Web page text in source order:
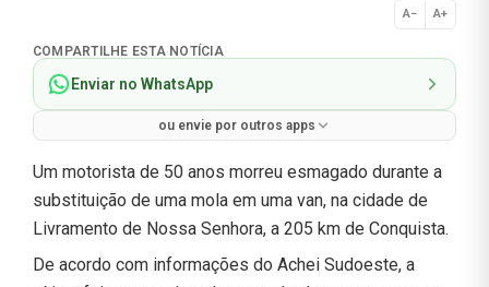
A− A+
Normal
COMPARTILHE ESTA NOTÍCIA
Enviar no WhatsApp
ou envie por outros apps
Um motorista de 50 anos morreu esmagado durante a
substituição de uma mola em uma van, na cidade de
Livramento de Nossa Senhora, a 205 km de Conquista.
De acordo com informações do Achei Sudoeste, a